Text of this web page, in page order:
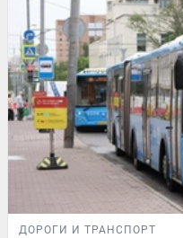
ДОРОГИ И ТРАНСПОРТ